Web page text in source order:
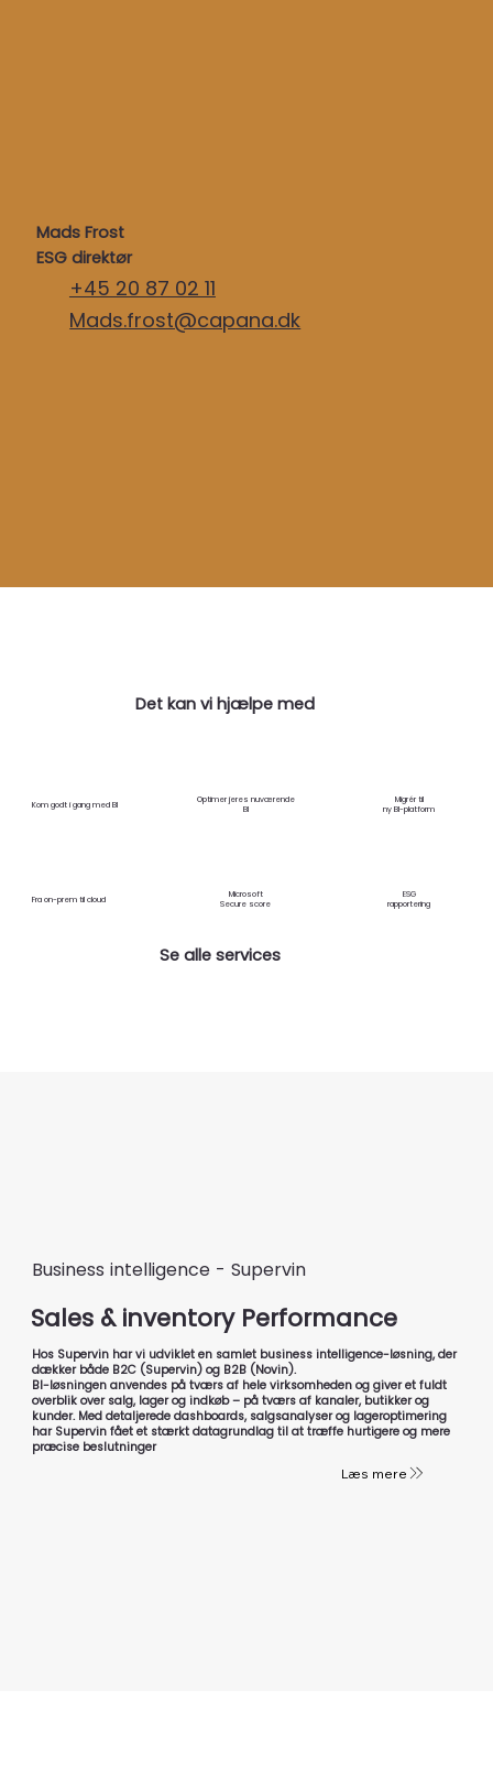
Mads Frost
ESG direktør
+45 20 87 02 11
Mads.frost@capana.dk
Det kan vi hjælpe med
Kom godt i gang med BI
Optimer jeres nuværende
BI
Migrér til
ny BI-platform
Fra on-prem til cloud
Microsoft
Secure score
ESG
rapportering
Se alle services
Business intelligence - Supervin
Sales & inventory Performance
Hos Supervin har vi udviklet en samlet business intelligence-løsning, der
dækker både B2C (Supervin) og B2B (Novin).
BI-løsningen anvendes på tværs af hele virksomheden og giver et fuldt
overblik over salg, lager og indkøb – på tværs af kanaler, butikker og
kunder. Med detaljerede dashboards, salgsanalyser og lageroptimering
har Supervin fået et stærkt datagrundlag til at træffe hurtigere og mere
præcise beslutninger
Læs mere